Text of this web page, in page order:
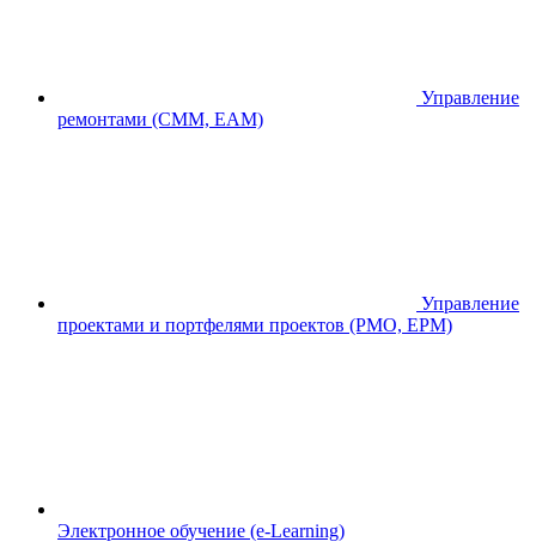
Управление
ремонтами (CMM, EAM)
Управление
проектами и портфелями проектов (PMO, EPM)
Электронное обучение (e-Learning)